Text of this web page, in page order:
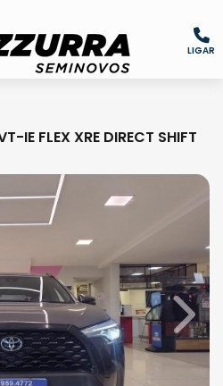
LIGAR
IE FLEX XRE DIRECT SHIFT
Next